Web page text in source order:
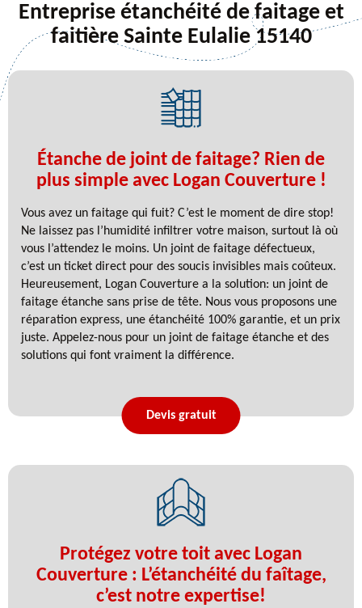
Entreprise étanchéité de faitage et
faitière Sainte Eulalie 15140
Étanche de joint de faitage? Rien de
plus simple avec Logan Couverture !
Vous avez un faitage qui fuit? C’est le moment de dire stop!
Ne laissez pas l’humidité infiltrer votre maison, surtout là où
vous l’attendez le moins. Un joint de faitage défectueux,
c’est un ticket direct pour des soucis invisibles mais coûteux.
Heureusement, Logan Couverture a la solution: un joint de
faitage étanche sans prise de tête. Nous vous proposons une
réparation express, une étanchéité 100% garantie, et un prix
juste. Appelez-nous pour un joint de faitage étanche et des
solutions qui font vraiment la différence.
Devis gratuit
Protégez votre toit avec Logan
Couverture : L’étanchéité du faîtage,
c’est notre expertise!